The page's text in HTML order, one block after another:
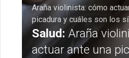
Araña violinista: cómo
picadura y cuáles son los
Salud: Araña
actuar ante una